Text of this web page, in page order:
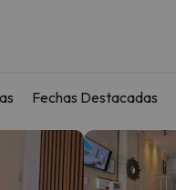
Fechas Destacadas